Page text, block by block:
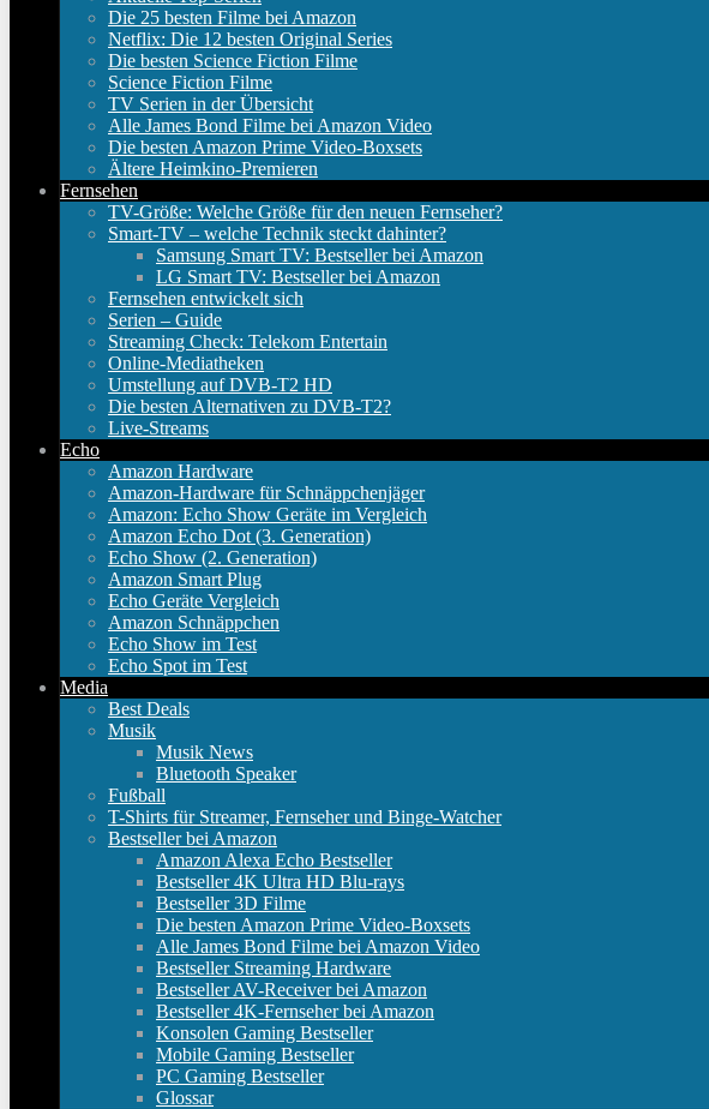
Die 25 besten Filme bei Amazon
Netflix: Die 12 besten Original Series
Die besten Science Fiction Filme
Science Fiction Filme
TV Serien in der Übersicht
Alle James Bond Filme bei Amazon Video
Die besten Amazon Prime Video-Boxsets
Ältere Heimkino-Premieren
Fernsehen
TV-Größe: Welche Größe für den neuen Fernseher?
Smart-TV – welche Technik steckt dahinter?
Samsung Smart TV: Bestseller bei Amazon
LG Smart TV: Bestseller bei Amazon
Fernsehen entwickelt sich
Serien – Guide
Streaming Check: Telekom Entertain
Online-Mediatheken
Umstellung auf DVB-T2 HD
Die besten Alternativen zu DVB-T2?
Live-Streams
Echo
Amazon Hardware
Amazon-Hardware für Schnäppchenjäger
Amazon: Echo Show Geräte im Vergleich
Amazon Echo Dot (3. Generation)
Echo Show (2. Generation)
Amazon Smart Plug
Echo Geräte Vergleich
Amazon Schnäppchen
Echo Show im Test
Echo Spot im Test
Media
Best Deals
Musik
Musik News
Bluetooth Speaker
Fußball
T-Shirts für Streamer, Fernseher und Binge-Watcher
Bestseller bei Amazon
Amazon Alexa Echo Bestseller
Bestseller 4K Ultra HD Blu-rays
Bestseller 3D Filme
Die besten Amazon Prime Video-Boxsets
Alle James Bond Filme bei Amazon Video
Bestseller Streaming Hardware
Bestseller AV-Receiver bei Amazon
Bestseller 4K-Fernseher bei Amazon
Konsolen Gaming Bestseller
Mobile Gaming Bestseller
PC Gaming Bestseller
Glossar